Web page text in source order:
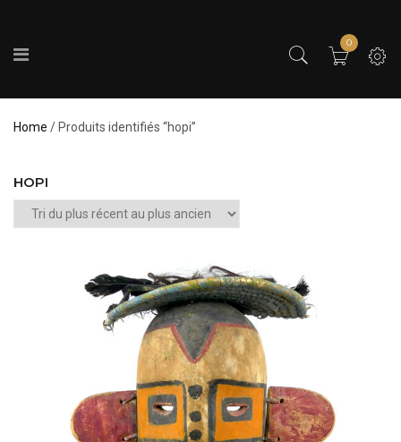
0
Home / Produits identifiés “hopi”
HOPI